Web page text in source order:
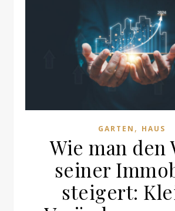
GARTEN , HAUS
Wie man den
seiner
steigert: